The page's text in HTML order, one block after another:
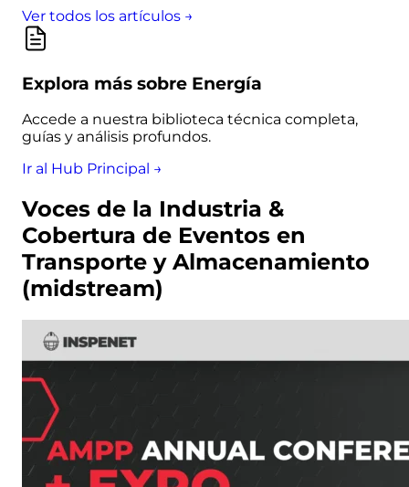
Ver todos los artículos →
Explora más sobre Energía
Accede a nuestra biblioteca técnica completa,
guías y análisis profundos.
Ir al Hub Principal →
Voces de la Industria &
Cobertura de Eventos en
Transporte y Almacenamiento
(midstream)